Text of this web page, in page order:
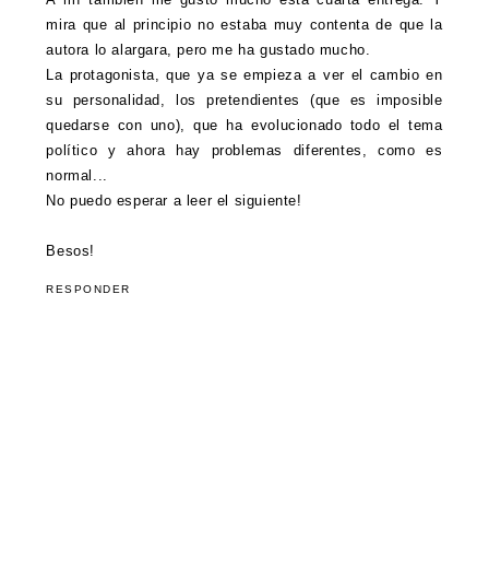
mira que al principio no estaba muy contenta de que la
autora lo alargara, pero me ha gustado mucho.
La protagonista, que ya se empieza a ver el cambio en
su personalidad, los pretendientes (que es imposible
quedarse con uno), que ha evolucionado todo el tema
político y ahora hay problemas diferentes, como es
normal...
No puedo esperar a leer el siguiente!
Besos!
RESPONDER